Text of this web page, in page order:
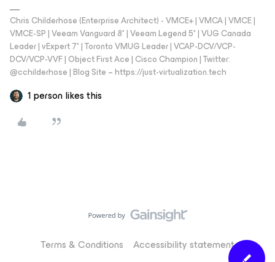
Chris Childerhose (Enterprise Architect) - VMCE+ | VMCA | VMCE |
VMCE-SP | Veeam Vanguard 8* | Veeam Legend 5* | VUG Canada
Leader | vExpert 7* | Toronto VMUG Leader | VCAP-DCV/VCP-
DCV/VCP-VVF | Object First Ace | Cisco Champion | Twitter:
@cchilderhose | Blog Site – https://just-virtualization.tech
1 person likes this
Terms & Conditions Accessibility statement